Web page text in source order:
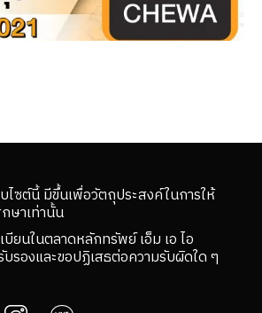
ไซต์นี้ มีขึ้นเพื่อวัตถุประสงค์ในการให้
ษาเท่านั้น
ยนในตลาดหลักทรัพย์ เอ็ม เอ ไอ
รองและขอปฏิเสธต่อความรับผิดใด ๆ